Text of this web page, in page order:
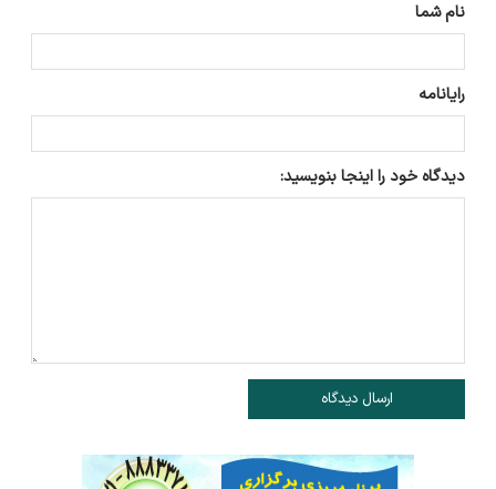
نام شما
رایانامه
دیدگاه خود را اینجا بنویسید:
ارسال دیدگاه